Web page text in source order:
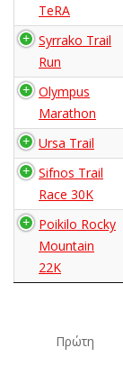
TeRA
Syrrako Trail
Run
Olympus
Marathon
Ursa Trail
Sifnos Trail
Race 30Κ
Poikilo Rocky
Mountain
22K
Πρώτη